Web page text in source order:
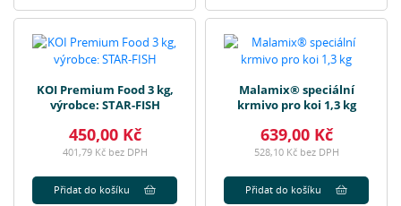
KOI Premium Food 3 kg,
výrobce: STAR-FISH
450,00 Kč
401,79 Kč bez DPH
Přidat do košíku
Malamix® speciální
krmivo pro koi 1,3 kg
639,00 Kč
528,10 Kč bez DPH
Přidat do košíku